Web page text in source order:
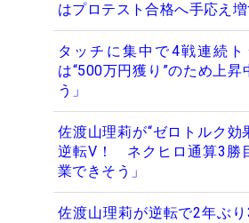
はプロテスト合格へ手応え
タッチに集中で4戦連続
は“500万円獲り”のため上
う」
佐渡山理莉が“ゼロトルク効
逆転V！ ネクヒロ通算3勝
業できそう」
佐渡山理莉が逆転で2年ぶ